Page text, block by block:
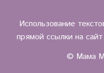
Использование
прямой ссылки на
© Мама